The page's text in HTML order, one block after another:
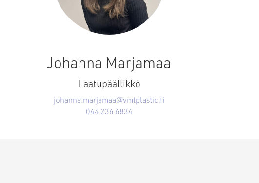
Johanna Marjamaa
Laatupäällikkö
johanna.marjamaa@vmtplastic.fi
044 236 6834